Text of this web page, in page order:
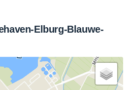
Elburg-Blauwe-